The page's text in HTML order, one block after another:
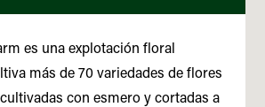
es una explotación floral
más de 70 variedades de flores
con esmero y cortadas a